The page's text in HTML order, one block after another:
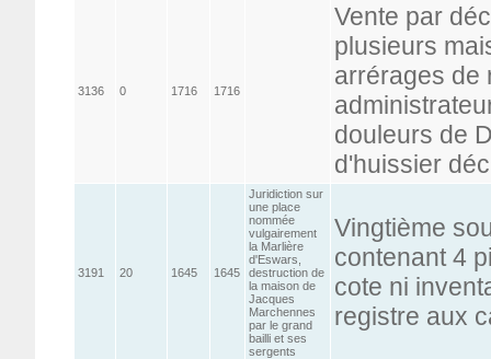
3136 0 1716 1716
Vente par
plusieurs
arrérages de
douleurs de
d'huissier
3191 20 1645 1645
Juridiction sur
une place
nommée
vulgairement
la Marlière
d'Eswars,
destruction de
la maison de
Jacques
Marchennes
par le grand
bailli et ses
sergents
Vingtième
contenant 4
cote ni
registre aux